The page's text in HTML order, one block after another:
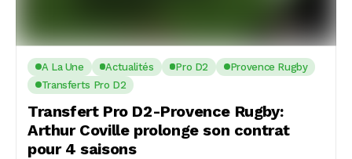
A La Une Actualités Pro D2
Provence Rugby
Transferts Pro D2
Transfert Pro D2-Provence Rugby:
Arthur Coville prolonge son contrat
pour 4 saisons